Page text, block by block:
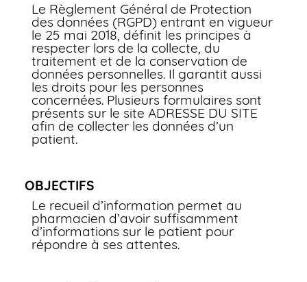
Le Règlement Général de Protection
des données (RGPD) entrant en vigueur
le 25 mai 2018, définit les principes à
respecter lors de la collecte, du
traitement et de la conservation de
données personnelles. Il garantit aussi
les droits pour les personnes
concernées. Plusieurs formulaires sont
présents sur le site ADRESSE DU SITE
afin de collecter les données d’un
patient.
OBJECTIFS
Le recueil d’information permet au
pharmacien d’avoir suffisamment
d’informations sur le patient pour
répondre à ses attentes.